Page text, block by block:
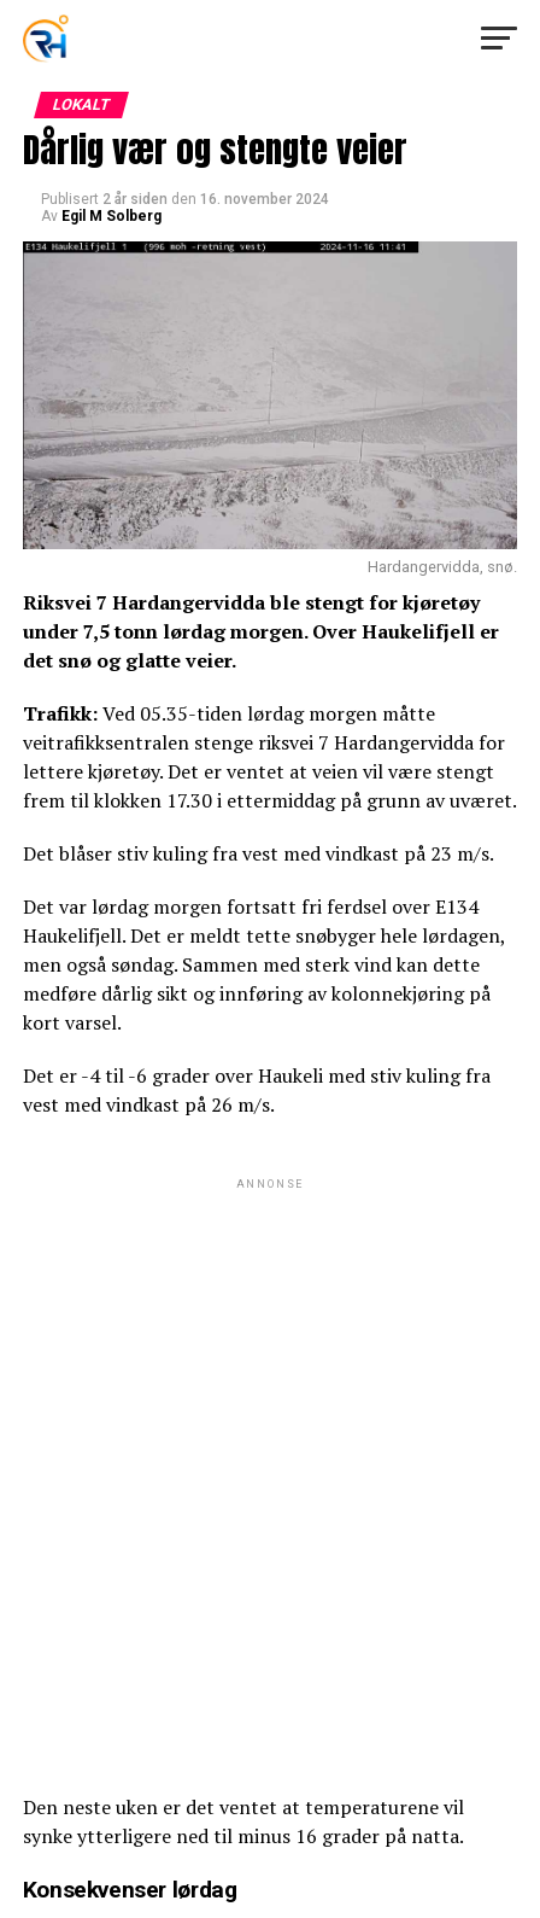
LOKALT
Dårlig vær og stengte veier
Publisert 2 år siden den 16. november 2024
Av Egil M Solberg
Hardangervidda, snø.
Riksvei 7 Hardangervidda ble stengt for kjøretøy
under 7,5 tonn lørdag morgen. Over Haukelifjell er
det snø og glatte veier.
Trafikk:Ved 05.35-tiden lørdag morgen måtte
veitrafikksentralen stenge riksvei 7 Hardangervidda for
lettere kjøretøy. Det er ventet at veien vil være stengt
frem til klokken 17.30 i ettermiddag på grunn av uværet.
Det blåser stiv kuling fra vest med vindkast på 23 m/s.
Det var lørdag morgen fortsatt fri ferdsel over E134
Haukelifjell. Det er meldt tette snøbyger hele lørdagen,
men også søndag. Sammen med sterk vind kan dette
medføre dårlig sikt og innføring av kolonnekjøring på
kort varsel.
Det er -4 til -6 grader over Haukeli med stiv kuling fra
vest med vindkast på 26 m/s.
ANNONSE
Den neste uken er det ventet at temperaturene vil
synke ytterligere ned til minus 16 grader på natta.
Konsekvenser lørdag